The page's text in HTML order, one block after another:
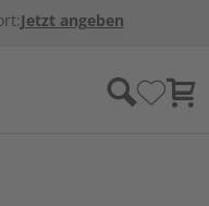
Jetzt angeben